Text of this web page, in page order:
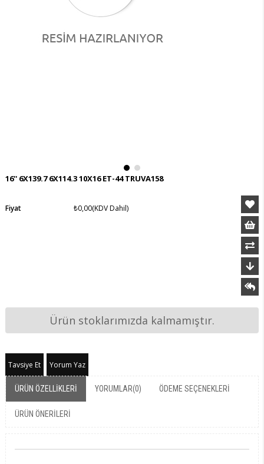
16'' 6X139.7 6X114.3 10X16 ET-44 TRUVA158
Fiyat ₺0,00(KDV Dahil)
Ürün stoklarımızda kalmamıştır.
Tavsiye Et Yorum Yaz
ÜRÜN ÖZELLIKLERI YORUMLAR(0) ÖDEME SEÇENEKLERI
ÜRÜN ÖNERILERI